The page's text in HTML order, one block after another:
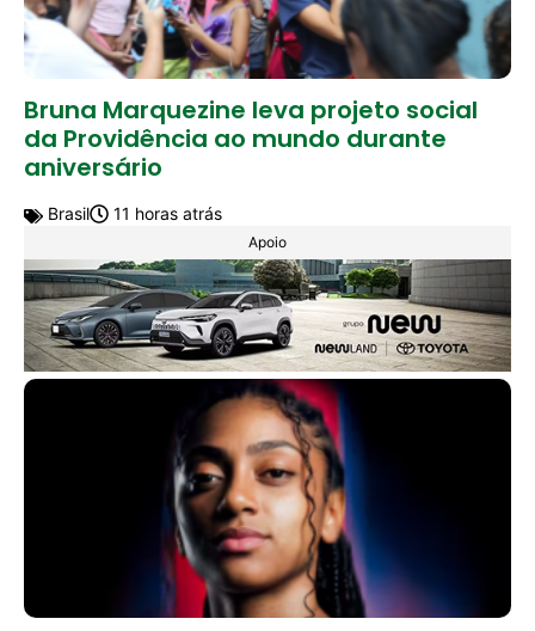
Bruna Marquezine leva projeto social
da Providência ao mundo durante
aniversário
Brasil 11 horas atrás
Apoio